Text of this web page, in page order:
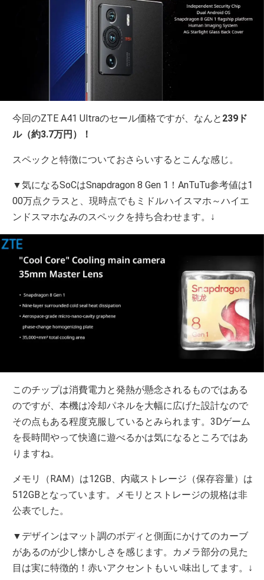
今回のZTE A41 Ultraのセール価格ですが、なんと 239ド
ル（約3.7万円）！
スペックと特徴についておさらいするとこんな感じ。
▼気になるSoCはSnapdragon 8 Gen 1！AnTuTu参考値は1
00万点クラスと、現時点でもミドルハイスマホ～ハイエ
ンドスマホなみのスペックを持ち合わせます。↓
このチップは消費電力と発熱が懸念されるものではある
のですが、本機は冷却パネルを大幅に広げた設計なので
その点もある程度克服しているとみられます。3Dゲーム
を長時間やって快適に遊べるかは気になるところではあ
りますね。
メモリ（RAM）は12GB、内蔵ストレージ（保存容量）は
512GBとなっています。メモリとストレージの規格は非
公表でした。
▼デザインはマット調のボディと側面にかけてのカーブ
があるのが少し懐かしさを感じます。カメラ部分の見た
目は実に特徴的！赤いアクセントもいい味出してます。↓